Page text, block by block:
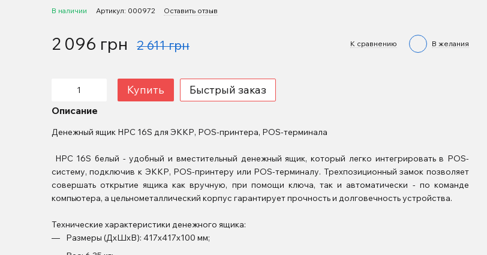
В наличии Артикул: 000972 Оставить отзыв
2 096 грн 2 611 грн К сравнению В желания
Купить Быстрый заказ
Описание
Денежный ящик HPC 16S для ЭККР, POS-принтера, POS-терминала
HPC 16S белый - удобный и вместительный денежный ящик, который легко интегрировать в POS-
систему, подключив к ЭККР, POS-принтеру или POS-терминалу. Трехпозиционный замок позволяет
совершать открытие ящика как вручную, при помощи ключа, так и автоматически - по команде
компьютера, а цельнометаллический корпус гарантирует прочность и долговечность устройства.
Технические характеристики денежного ящика:
Размеры (ДхШхВ): 417х417х100 мм;